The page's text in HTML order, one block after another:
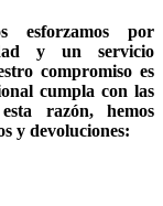
esforzamos por
y un servicio
compromiso es
cumpla con las
razón, hemos
y devoluciones: